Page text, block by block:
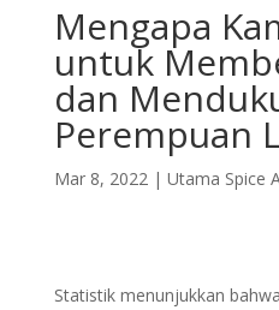
Mengapa
untuk
dan
Perempuan
Mar 8, 2022| Utama Spice
Statistik menunjukkan